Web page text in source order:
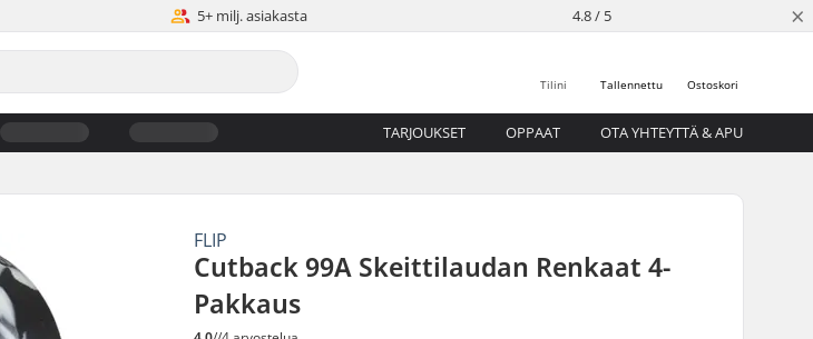
5+ milj. asiakasta 4.8 / 5 ×
Ostoskori
Tallennettu
Tilini
TARJOUKSET OPPAAT OTA YHTEYTTÄ & APU
FLIP
Cutback 99A Skeittilaudan Renkaat 4-
Pakkaus